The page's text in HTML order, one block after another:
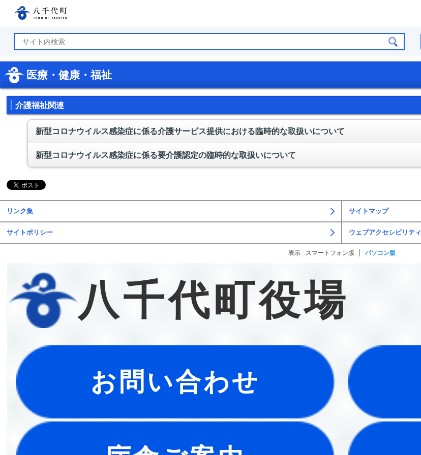
医療・健康・福祉
介護福祉関連
新型コロナウイルス感染症に係る介護サービス提供における臨時的な取扱いについて
新型コロナウイルス感染症に係る要介護認定の臨時的な取扱いについて
リンク集 サイトマップ
サイトポリシー ウェブアクセシビリティ
表示 スマートフォン版 パソコン版
八千代町役場
お問い合わせ